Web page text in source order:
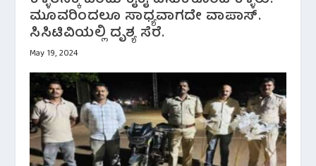
ಮೂವರಿಂದಲೂ ಸಾಧ್ಯವಾಗದೇ ವಾಪಾಸ್.
ಸಿಸಿಟಿವಿಯಲ್ಲಿ ದೃಶ್ಯ ಸೆರೆ.
May 19, 2024